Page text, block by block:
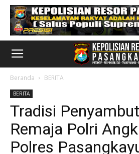
Beranda BERITA
BERITA
Tradisi
Remaja Polri
Polres